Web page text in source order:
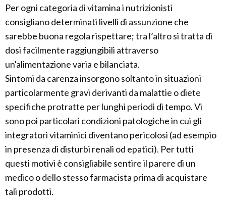
Per ogni categoria di vitamina i nutrizionisti
consigliano determinati livelli di assunzione che
sarebbe buona regola rispettare; tra l’altro si tratta di
dosi facilmente raggiungibili attraverso
un'alimentazione varia e bilanciata.
Sintomi da carenza insorgono soltanto in situazioni
particolarmente gravi derivanti da malattie o diete
specifiche protratte per lunghi periodi di tempo. Vi
sono poi particolari condizioni patologiche in cui gli
integratori vitaminici diventano pericolosi (ad esempio
in presenza di disturbi renali od epatici). Per tutti
questi motivi è consigliabile sentire il parere di un
medico o dello stesso farmacista prima di acquistare
tali prodotti.